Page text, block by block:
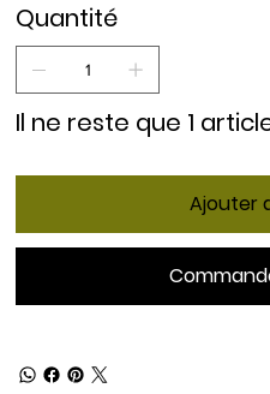
Quantité
Il ne reste que 1
Ajouter